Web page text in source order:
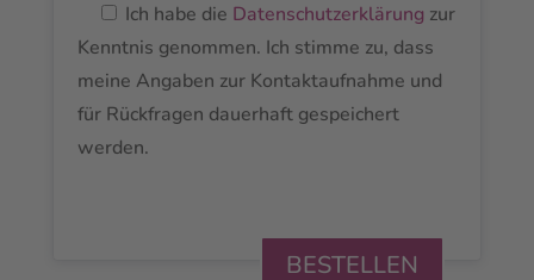
Ich habe die Datenschutzerklärung zur
Kenntnis genommen. Ich stimme zu, dass
meine Angaben zur Kontaktaufnahme und
für Rückfragen dauerhaft gespeichert
werden.